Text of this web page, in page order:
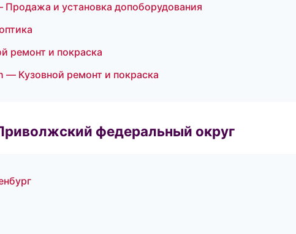
и установка допоборудования
ремонт и покраска
— Кузовной ремонт и покраска
федеральный округ